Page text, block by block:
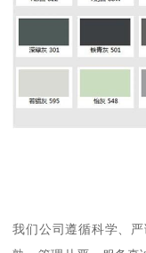
我们公司遵循科学、